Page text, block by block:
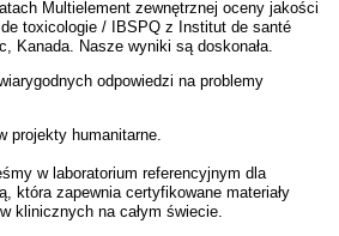
Multielement zewnętrznej oceny jakości
de toxicologie / IBSPQ z Institut de santé
Kanada. Nasze wyniki są doskonała.
odpowiedzi na problemy
projekty humanitarne.
w laboratorium referencyjnym dla
która zapewnia certyfikowane materiały
klinicznych na całym świecie.